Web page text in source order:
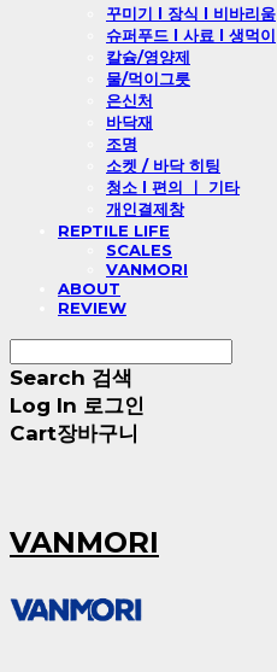
꾸미기 l 장식 l 비바리움
슈퍼푸드 l 사료 l 생먹이
칼슘/영양제
물/먹이그릇
은신처
바닥재
조명
소켓 / 바닥 히팅
청소 l 편의 ㅣ 기타
개인결제창
REPTILE LIFE
SCALES
VANMORI
ABOUT
REVIEW
Search 검색
Log In 로그인
Cart장바구니
VANMORI